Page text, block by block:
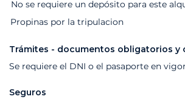
Extras Estado Precio
No se requiere un depósito para este
Propinas por la tripulacion
Trámites - documentos obligatorios y
Se requiere el DNI o el pasaporte en vigor
Seguros